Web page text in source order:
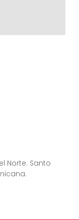
Norte. Santo